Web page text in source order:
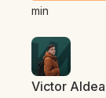
min
Victor Aldea